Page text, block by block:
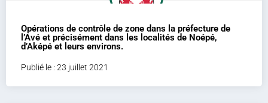
Opérations de contrôle de zone dans la préfecture de
l’Avé et précisément dans les localités de Noépé,
d’Aképé et leurs environs.
Publié le : 23 juillet 2021